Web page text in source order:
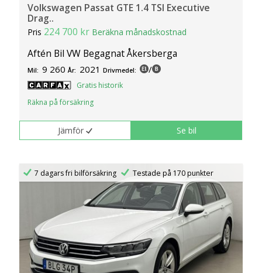
Volkswagen Passat GTE 1.4 TSI Executive
Drag..
Pris 224 700 kr Beräkna månadskostnad
Aftén Bil VW Begagnat Åkersberga
Mil: 9 260 År: 2021 Drivmedel: /
Gratis historik
Räkna på försäkring
Jämför Se bil
7 dagars fri bilförsäkring Testade på 170 punkter